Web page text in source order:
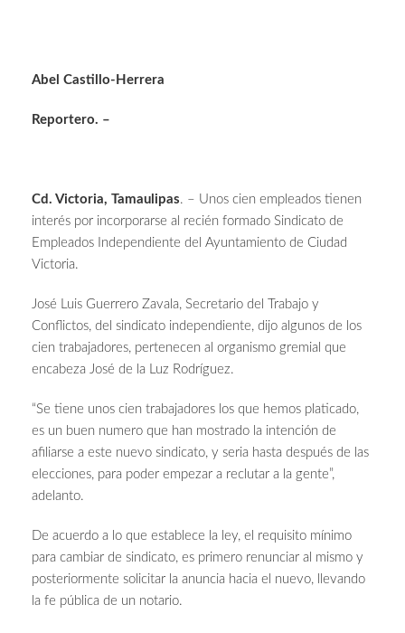
Abel Castillo-Herrera
Reportero. –
Cd. Victoria, Tamaulipas. – Unos cien empleados tienen
interés por incorporarse al recién formado Sindicato de
Empleados Independiente del Ayuntamiento de Ciudad
Victoria.
José Luis Guerrero Zavala, Secretario del Trabajo y
Conflictos, del sindicato independiente, dijo algunos de los
cien trabajadores, pertenecen al organismo gremial que
encabeza José de la Luz Rodríguez.
“Se tiene unos cien trabajadores los que hemos platicado,
es un buen numero que han mostrado la intención de
afiliarse a este nuevo sindicato, y seria hasta después de las
elecciones, para poder empezar a reclutar a la gente”,
adelanto.
De acuerdo a lo que establece la ley, el requisito mínimo
para cambiar de sindicato, es primero renunciar al mismo y
posteriormente solicitar la anuncia hacia el nuevo, llevando
la fe pública de un notario.